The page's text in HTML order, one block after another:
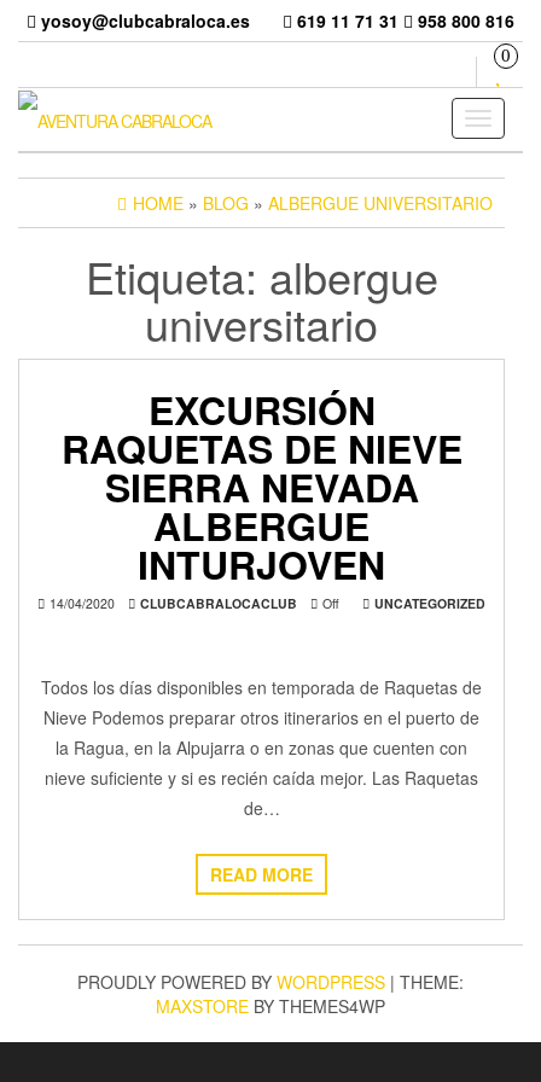
Skip
content
yosoy@clubcabraloca.es 619 11 71 31 958 800 816
0
Toggle
HOME » BLOG » ALBERGUE UNIVERSITARIO
Etiqueta: albergue
universitario
EXCURSIÓN
RAQUETAS DE NIEVE
SIERRA NEVADA
ALBERGUE
INTURJOVEN
14/04/2020 CLUBCABRALOCACLUB Off UNCATEGORIZED
Todos los días disponibles en temporada de Raquetas de
Nieve Podemos preparar otros itinerarios en el puerto de
la Ragua, en la Alpujarra o en zonas que cuenten con
nieve suficiente y si es recién caída mejor. Las Raquetas
de…
READ MORE
PROUDLY POWERED BY WORDPRESS | THEME:
MAXSTORE BY THEMES4WP